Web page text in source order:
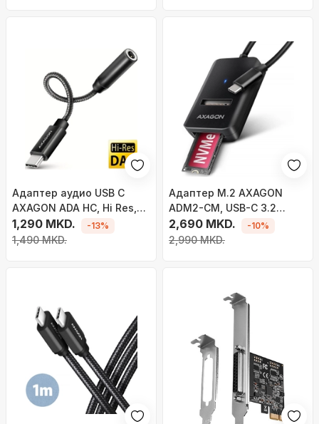
Адаптер аудио USB C
AXAGON ADA HC, Hi Res,
32 Bit 384 kHz, црн
1,290 MKD.
1,490 MKD.
-13%
Адаптер M.2 AXAGON
ADM2-CM, USB-C 3.2
Gen2, NVMe SATA SSD,
црн
2,690 MKD.
2,990 MKD.
-10%